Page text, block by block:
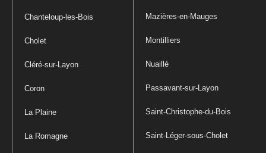
Chanteloup-les-Bois
Cholet
Cléré-sur-Layon
Coron
La Plaine
La Romagne
Mazières-en-Mauges
Montilliers
Nuaillé
Passavant-sur-Layon
Saint-Christophe-du-Bois
Saint-Léger-sous-Cholet